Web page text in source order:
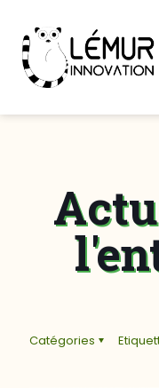
Catégories